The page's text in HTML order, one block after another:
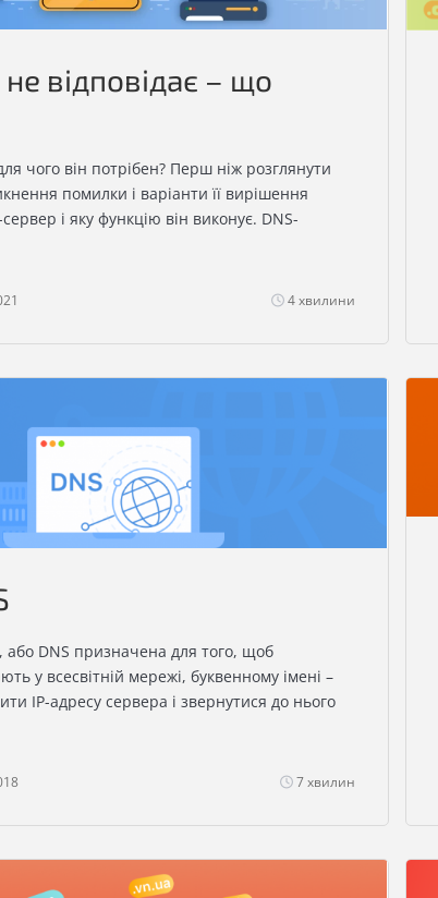
відповідає – що
чого він потрібен? Перш ніж розглянути
помилки і варіанти її вирішення
і яку функцію він виконує. DNS-
4 хвилини
DNS призначена для того, щоб
у всесвітній мережі, буквенному імені –
IP-адресу сервера і звернутися до нього
7 хвилин